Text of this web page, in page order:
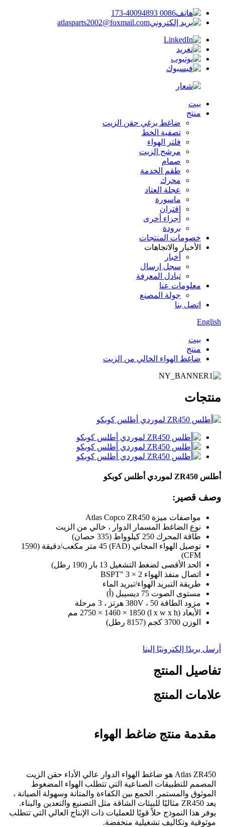
0086 173-40094893
atlasparts2002@foxmail.com
بيت
منتج
ضاغط برغي حقن الزيت
تصفية الخط
فلتر الهواء
مرشح الزيت
صمام
طقم الخدمة
محرك
عجلة العتاد
ماسورة
اقتران
أجزاء أخرى
برودة
خصومات المنتجات
الأخبار والاتجاهات
أخبار
سجل إرسال
تبادل المعرفة
معلومات عنا
جولة المصنع
اتصل بنا
English
بيت
منتج
ضاغط الهواء الخالي من الزيت
منتجات
أطلس ZR450 لموردي أطلس كوبكو
وصف قصير:
مواصفات ميزة Atlas Copco ZR450
نوع الضاغط المسمار الدوار ، خالي من الزيت
طاقة المحرك 250 كيلوواط (335 حصان)
توصيل الهواء المجاني (FAD) 45 متر مكعب/دقيقة (1590
CFM)
الحد الأقصى لضغط التشغيل 13 بار (190 رطل)
اتصال منفذ الهواء 2 × 3 "BSPT
طريقة التبريد الهواء/تبريد الماء
مستوى الصوت 75 ديسيبل (أ)
مزود الطاقة 380V ، 50 هرتز ، 3 مرحلة
الأبعاد (l x w x h) 2750 × 1460 × 1850 مم
الوزن 3700 كجم (8157 رطل)
أرسل بريدًا إلكترونيًا إلينا
تفاصيل المنتج
علامات المنتج
مقدمة منتج ضاغط الهواء
Atlas ZR450 هو ضاغط الهواء الدوار عالي الأداء حقن الزيت
المصمم للتطبيقات الصناعية التي تتطلب الهواء المضغوط
الموثوق والمستمر. الجمع بين الكفاءة والمتانة وسهولة الصيانة ،
يعد ZR450 مثاليًا للبيئات الشاقة مثل التصنيع والتعدين والبناء.
يوفر هذا النموذج حلاً قويًا للعمليات ذات الإنتاج العالي التي تتطلب
موثوقية وتكاليف تشغيلية منخفضة.